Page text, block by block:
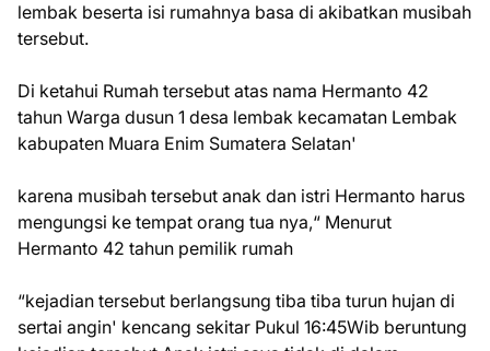
lembak beserta isi rumahnya basa di akibatkan musibah
tersebut.
Di ketahui Rumah tersebut atas nama Hermanto 42
tahun Warga dusun 1 desa lembak kecamatan Lembak
kabupaten Muara Enim Sumatera Selatan'
karena musibah tersebut anak dan istri Hermanto harus
mengungsi ke tempat orang tua nya,“ Menurut
Hermanto 42 tahun pemilik rumah
“kejadian tersebut berlangsung tiba tiba turun hujan di
sertai angin' kencang sekitar Pukul 16:45Wib beruntung